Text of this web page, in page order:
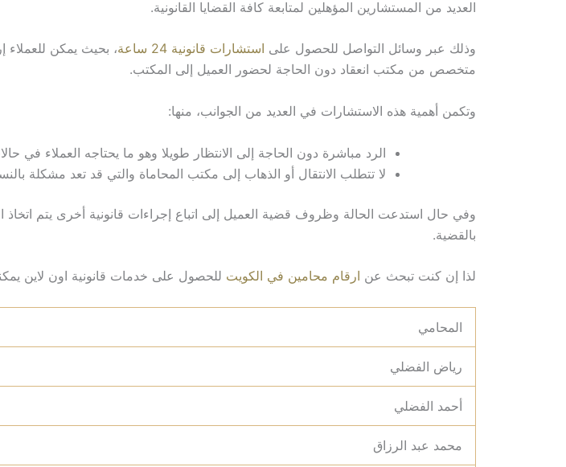
العديد من المستشارين المؤهلين لمتابعة كافة القضايا القانونية.
وذلك عبر وسائل التواصل للحصول على استشارات قانونية 24 ساعة
، بحيث يمكن
متخصص من مكتب انعقاد دون الحاجة لحضور العميل إلى المكتب.
وتكمن أهمية هذه الاستشارات في العديد من الجوانب، منها:
الرد مباشرة دون الحاجة إلى الانتظار طويلا وهو ما يحتاجه العملاء في
لا تتطلب الانتقال أو الذهاب إلى مكتب المحاماة والتي قد تعد مشكلة
وفي حال استدعت الحالة وظروف قضية العميل إلى اتباع إجراءات قانونية أخرى يتم اتخاذ
بالقضية.
لذا إن كنت تبحث عن ارقام محامين في الكويت للحصول على خدمات قانونية اون لاين
المحامي
رياض الفضلي
أحمد الفضلي
محمد عبد الرزاق